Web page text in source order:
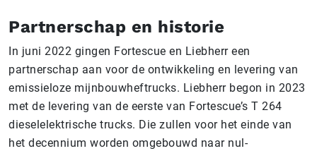
Partnerschap en historie
In juni 2022 gingen Fortescue en Liebherr een
partnerschap aan voor de ontwikkeling en levering van
emissieloze mijnbouwheftrucks. Liebherr begon in 2023
met de levering van de eerste van Fortescue’s T 264
dieselelektrische trucks. Die zullen voor het einde van
het decennium worden omgebouwd naar nul-